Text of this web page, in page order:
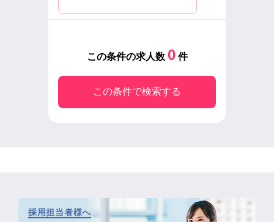
この条件の求人数 0件
この条件で検索する
採用担当者様へ